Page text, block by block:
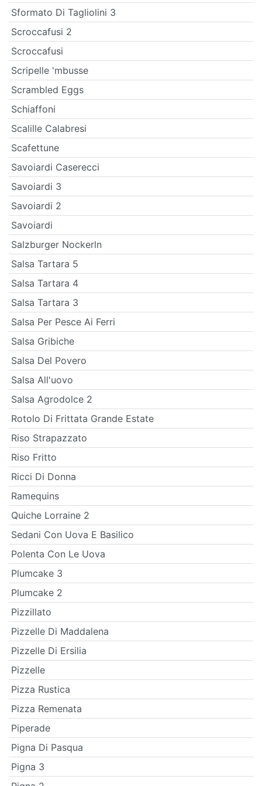
Sformato Di Tagliolini 3
Scroccafusi 2
Scroccafusi
Scripelle 'mbusse
Scrambled Eggs
Schiaffoni
Scalille Calabresi
Scafettune
Savoiardi Caserecci
Savoiardi 3
Savoiardi 2
Savoiardi
Salzburger Nockerln
Salsa Tartara 5
Salsa Tartara 4
Salsa Tartara 3
Salsa Per Pesce Ai Ferri
Salsa Gribiche
Salsa Del Povero
Salsa All'uovo
Salsa Agrodolce 2
Rotolo Di Frittata Grande Estate
Riso Strapazzato
Riso Fritto
Ricci Di Donna
Ramequins
Quiche Lorraine 2
Sedani Con Uova E Basilico
Polenta Con Le Uova
Plumcake 3
Plumcake 2
Pizzillato
Pizzelle Di Maddalena
Pizzelle Di Ersilia
Pizzelle
Pizza Rustica
Pizza Remenata
Piperade
Pigna Di Pasqua
Pigna 3